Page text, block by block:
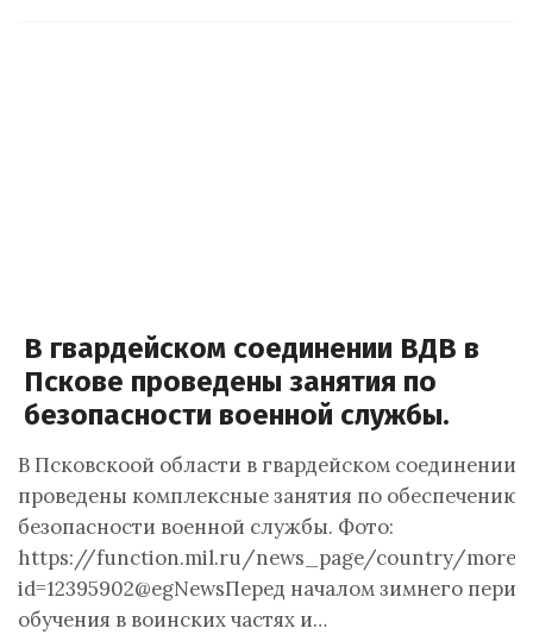
В гвардейском соединении ВДВ в
Пскове проведены занятия по
безопасности военной службы.
В Псковскоой области в гвардейском соединении
проведены комплексные занятия по обеспечению
безопасности военной службы. Фото:
https://function.mil.ru/news_page/country/
id=12395902@egNewsПеред началом зимнего
обучения в воинских частях и…